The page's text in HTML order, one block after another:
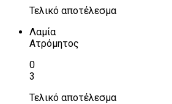
Τελικό αποτέλεσμα
Λαμία
Ατρόμητος
0
3
Τελικό αποτέλεσμα